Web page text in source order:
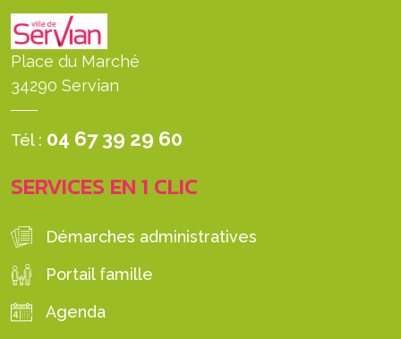
Place du Marché
34290 Servian
Tél : 04 67 39 29 60
SERVICES EN 1 CLIC
Démarches administratives
Portail famille
Agenda